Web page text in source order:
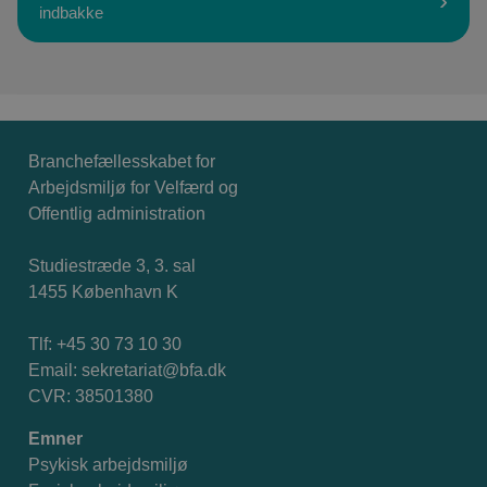
indbakke
Branchefællesskabet for
Arbejdsmiljø for Velfærd og
Offentlig administration
Studiestræde 3, 3. sal
1455 København K
Tlf: +45 30 73 10 30
Email: sekretariat@bfa.dk
CVR: 38501380
Emner
Psykisk arbejdsmiljø